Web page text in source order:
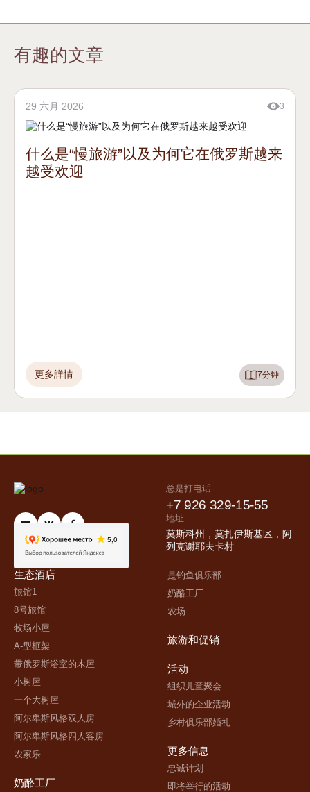
有趣的文章
29 六月 2026
7分钟
3
什么是“慢旅游”以及为何它在俄罗斯越来
越受欢迎
更多詳情
总是打电话
+7 926 329-15-55
地址
莫斯科州，莫扎伊斯基区，阿
列克谢耶夫卡村
生态酒店
旅馆1
8号旅馆
牧场小屋
A-型框架
带俄罗斯浴室的木屋
小树屋
一个大树屋
阿尔卑斯风格双人房
阿尔卑斯风格四人客房
农家乐
奶酪工厂
是钓鱼俱乐部
奶酪工厂
农场
旅游和促销
活动
组织儿童聚会
城外的企业活动
乡村俱乐部婚礼
更多信息
忠诚计划
即将举行的活动